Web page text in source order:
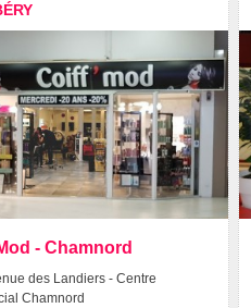
- Chamnord
des Landiers - Centre
Chamnord